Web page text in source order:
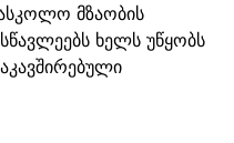
მზაობის
ხელს უწყობს